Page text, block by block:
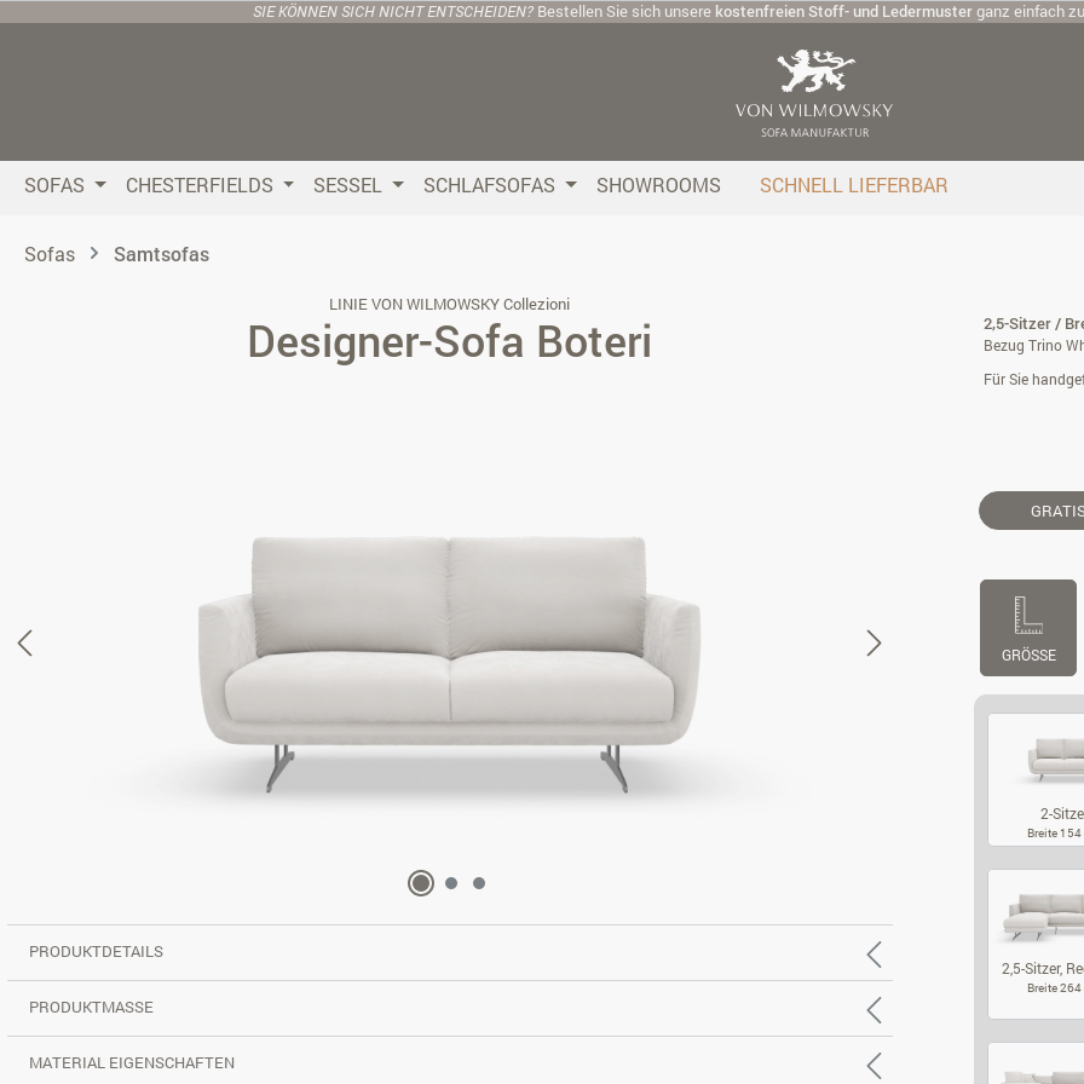
Hauptinhalt springen
Zur Suche springen
Zur Hauptnavigation springen
SIE KÖNNEN SICH NICHT ENTSCHEIDEN? Bestellen Sie sich unsere kostenfreien Stoff- und Ledermusterganz einfach
SOFAS CHESTERFIELDS SESSEL SCHLAFSOFAS SHOWROOMS SCHNELL LIEFERBAR
Sofas Samtsofas
LINIE VON WILMOWSKY Collezioni
Designer-Sofa Boteri 2,5-Sitzer /
Bezug Trino
Für Sie
GRÖSSE
2-
Breite 154
2,5-Sitzer,
Breite 264
PRODUKTDETAILS
PRODUKTMASSE
MATERIAL EIGENSCHAFTEN